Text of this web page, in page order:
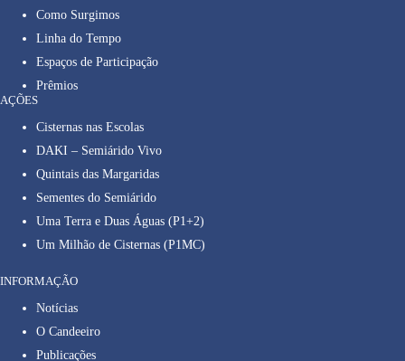
Como Surgimos
Linha do Tempo
Espaços de Participação
Prêmios
AÇÕES
Cisternas nas Escolas
DAKI – Semiárido Vivo
Quintais das Margaridas
Sementes do Semiárido
Uma Terra e Duas Águas (P1+2)
Um Milhão de Cisternas (P1MC)
INFORMAÇÃO
Notícias
O Candeeiro
Publicações